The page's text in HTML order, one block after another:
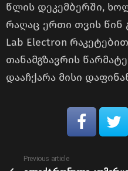
წლის დეკემბერში,
რაღაც ერთი თვის წინ
Lab Electron
თანამგზავრის
დააჩქარა მისი
Previous article